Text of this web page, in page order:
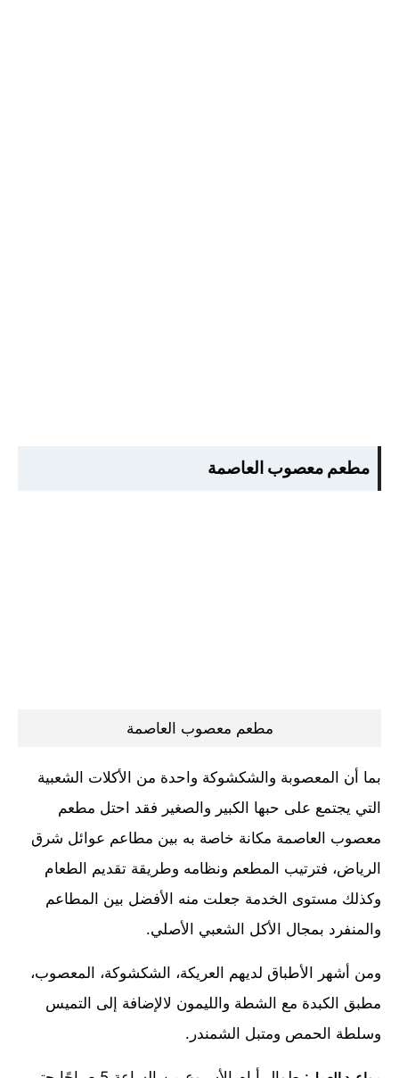
مطعم معصوب العاصمة
مطعم معصوب العاصمة
بما أن المعصوبة والشكشوكة واحدة من الأكلات الشعبية
التي يجتمع على حبها الكبير والصغير فقد احتل مطعم
معصوب العاصمة مكانة خاصة به بين مطاعم عوائل شرق
الرياض، فترتيب المطعم ونظامه وطريقة تقديم الطعام
وكذلك مستوى الخدمة جعلت منه الأفضل بين المطاعم
والمنفرد بمجال الأكل الشعبي الأصلي.
ومن أشهر الأطباق لديهم العريكة، الشكشوكة، المعصوب،
مطبق الكبدة مع الشطة والليمون لالإضافة إلى التميس
وسلطة الحمص ومتبل الشمندر.